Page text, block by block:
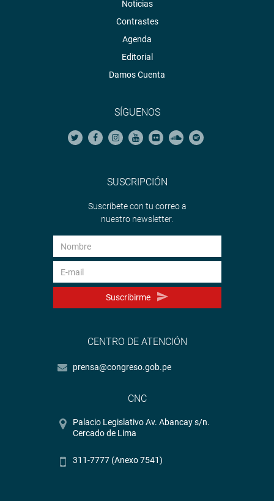
Noticias
Contrastes
Agenda
Editorial
Damos Cuenta
SÍGUENOS
SUSCRIPCIÓN
Suscríbete con tu correo a
nuestro newsletter.
Suscribirme
CENTRO DE ATENCIÓN
prensa@congreso.gob.pe
CNC
Palacio Legislativo Av. Abancay s/n.
Cercado de Lima
311-7777 (Anexo 7541)